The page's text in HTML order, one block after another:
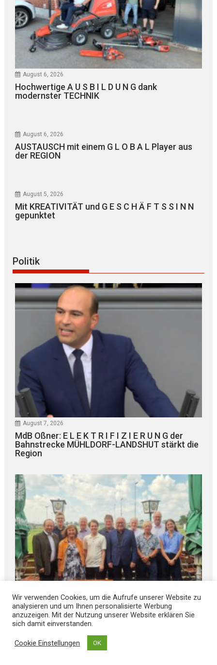
August 6, 2026
Hochwertige A U S B I L D U N G dank
modernster TECHNIK
August 6, 2026
AUSTAUSCH mit einem G L O B A L Player aus
der REGION
August 5, 2026
Mit KREATIVITÄT und G E S C H Ä F T S S I N N
gepunktet
Politik
August 7, 2026
MdB Oßner: E L E K T R I F I Z I E R U N G der
Bahnstrecke MÜHLDORF-LANDSHUT stärkt die
Region
August 7, 2026
AKU Niederbayern stellt die W E I C H E N für die
Wir verwenden Cookies, um die Aufrufe unserer Website zu
analysieren und um Ihnen personalisierte Werbung
anzuzeigen. Mit der Nutzung unserer Website erklären Sie
sich damit einverstanden.
Cookie Einstellungen OK